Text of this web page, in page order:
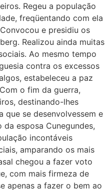
Regeu a população
freqüentando com ela
e presidiu os
Realizou ainda muitas
Ao mesmo tempo
contra os excessos
estabeleceu a paz
o fim da guerra,
destinando-lhes
que se desenvolvessem e
esposa Cunegundes,
incontáveis
amparando os mais
chegou a fazer voto
com mais firmeza de
apenas a fazer o bem ao